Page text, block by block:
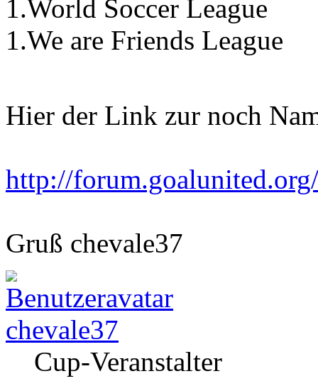
1.World Soccer League
1.We are Friends League
Hier der Link zur noch
http://
Gruß chevale37
chevale37
Cup-Veranstalter